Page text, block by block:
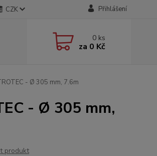
CZK Přihlášení
0 ks
za 0 Kč
- Ø 305 mm, 7.6m
- Ø 305 mm,
produkt